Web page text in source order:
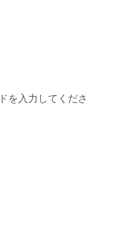
を入力してくださ